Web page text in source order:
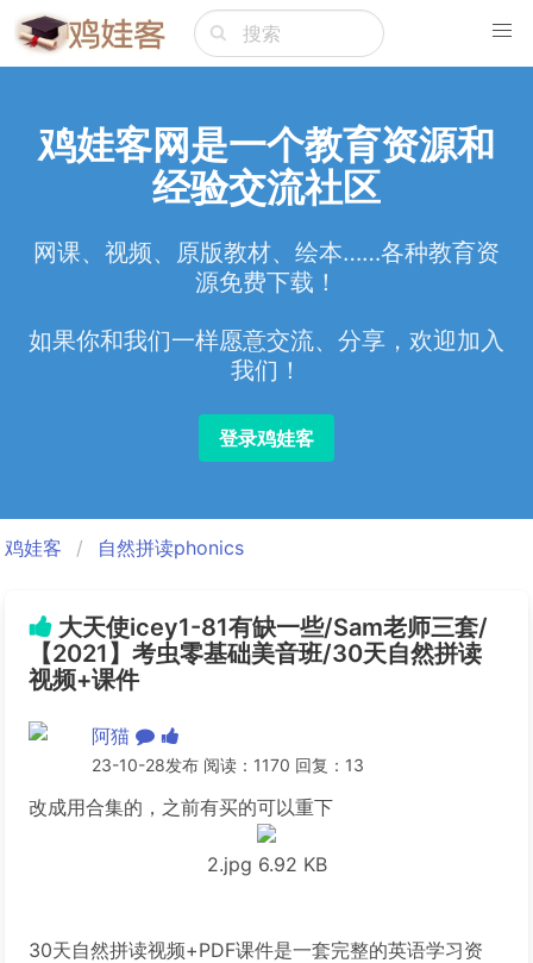
鸡娃客网是一个教育资源和
经验交流社区
网课、视频、原版教材、绘本……各种教育资
源免费下载！
如果你和我们一样愿意交流、分享，欢迎加入
我们！
登录鸡娃客
鸡娃客 自然拼读phonics
大天使icey1-81有缺一些/Sam老师三套/
【2021】考虫零基础美音班/30天自然拼读
视频+课件
阿猫
23-10-28发布 阅读：1170 回复：13
改成用合集的，之前有买的可以重下
2.jpg 6.92 KB
30天自然拼读视频+PDF课件是一套完整的英语学习资